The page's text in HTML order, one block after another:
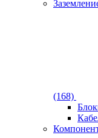
(168)